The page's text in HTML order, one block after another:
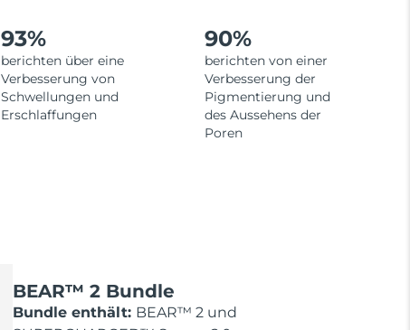
93%
berichten über eine
Verbesserung von
Schwellungen und
Erschlaffungen
90%
berichten von einer
Verbesserung der
Pigmentierung und
des Aussehens der
Poren
BEAR™ 2 Bundle
Bundle enthält: BEAR™ 2 und